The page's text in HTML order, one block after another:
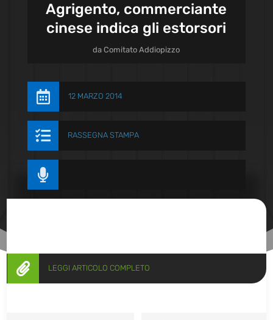
Agrigento, commerciante
cinese indica gli estorsori
daComitato Addiopizzo
 12 MARZO 2014
 RASSEGNA STAMPA

 LEGGI ARTICOLO COMPLETO